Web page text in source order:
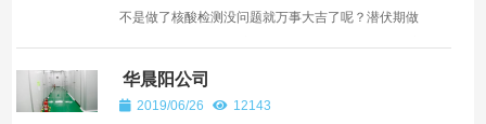
不是做了核酸检测没问题就万事大吉了呢？潜伏期做
作用的，...
华晨阳公司
2019/06/26
12143